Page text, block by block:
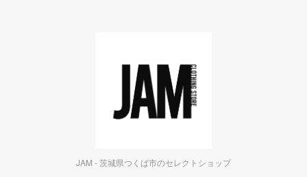
JAM - 茨城県つくば市のセレクトショップ